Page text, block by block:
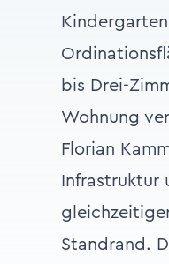
bis Drei-
Wohnung
Florian
Standrand.